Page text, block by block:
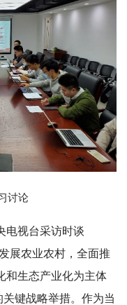
讨论
电视台采访时谈
展农业农村，全面推
和生态产业化为主体
键战略举措。作为当